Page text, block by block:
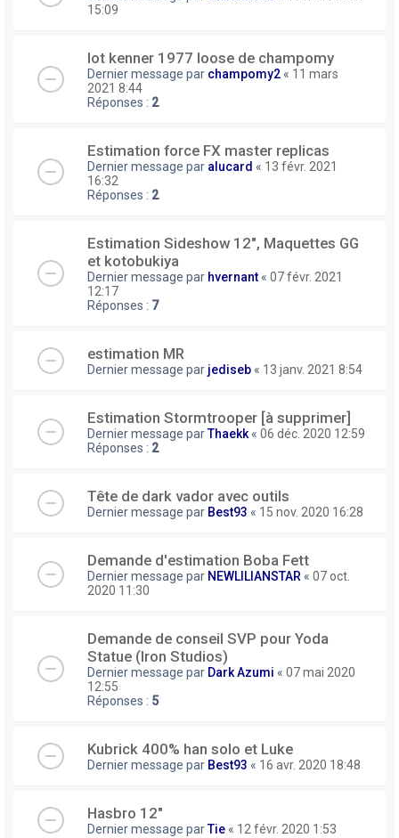
15:09
lot kenner 1977 loose de champomy
Dernier message par champomy2 « 11 mars
2021 8:44
Réponses : 2
Estimation force FX master replicas
Dernier message par alucard « 13 févr. 2021
16:32
Réponses : 2
Estimation Sideshow 12", Maquettes GG
et kotobukiya
Dernier message par hvernant « 07 févr. 2021
12:17
Réponses : 7
estimation MR
Dernier message par jediseb « 13 janv. 2021 8:54
Estimation Stormtrooper [à supprimer]
Dernier message parThaekk « 06 déc. 2020 12:59
Réponses : 2
Tête de dark vador avec outils
Dernier message par Best93 « 15 nov. 2020 16:28
Demande d'estimation Boba Fett
Dernier message par NEWLILIANSTAR « 07 oct.
2020 11:30
Demande de conseil SVP pour Yoda
Statue (Iron Studios)
Dernier message par Dark Azumi « 07 mai 2020
12:55
Réponses : 5
Kubrick 400% han solo et Luke
Dernier message par Best93 « 16 avr. 2020 18:48
Hasbro 12"
Dernier message parTie « 12 févr. 2020 1:53